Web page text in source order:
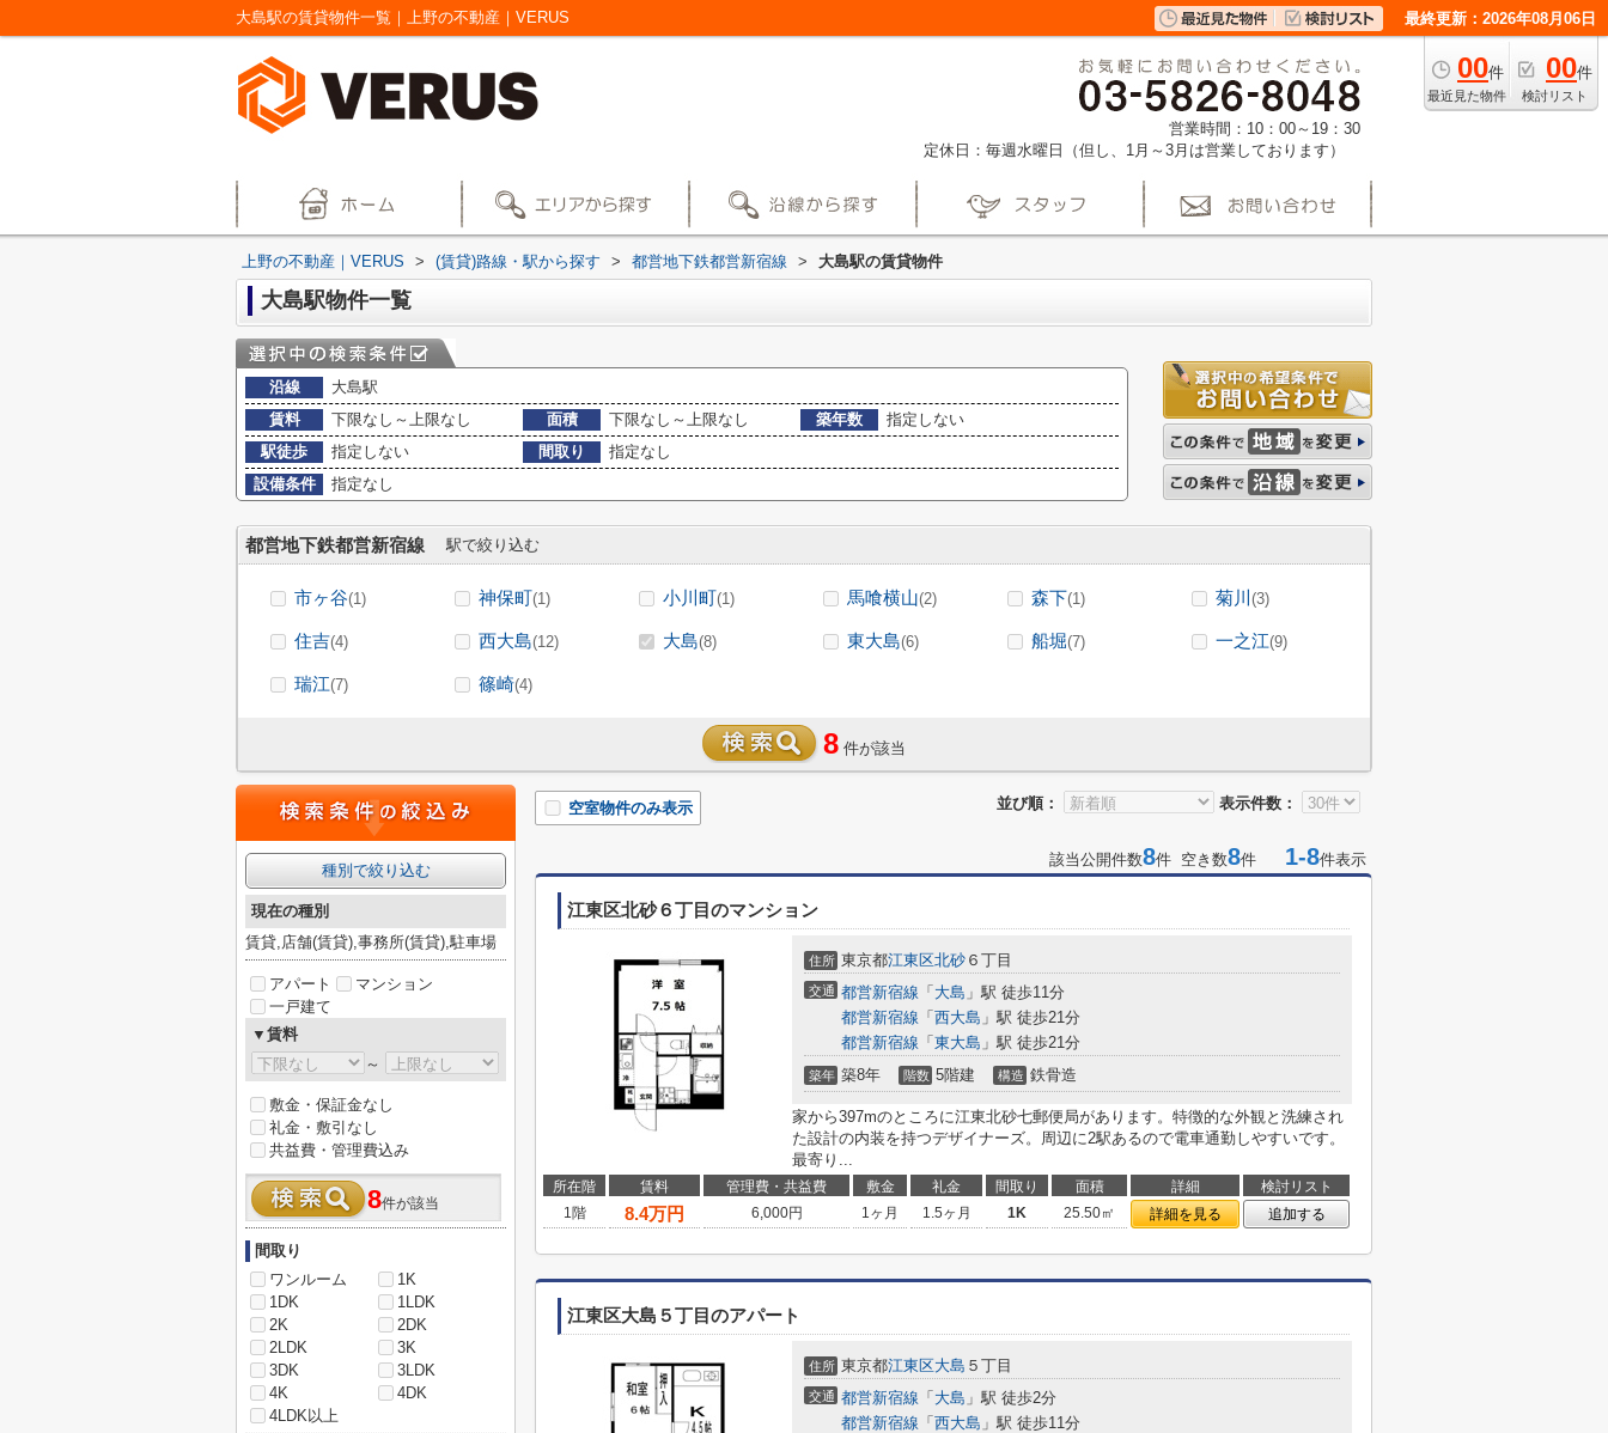
大島駅の賃貸物件一覧｜上野の不動産｜VERUS 最終更新：2026年08月06日
00件
最近見た物件
00件
検討リスト
営業時間：10：00～19：30
定休日：毎週水曜日（但し、1月～3月は営業しております）
上野の不動産｜VERUS > (賃貸)路線・駅から探す > 都営地下鉄都営新宿線 > 大島駅の賃貸物件
大島駅物件一覧
沿線
大島駅
賃料
下限なし～上限なし 面積 下限なし～上限なし 築年数
指定しない
駅徒歩
指定しない 間取り
指定なし
設備条件
指定なし
都営地下鉄都営新宿線 駅で絞り込む
市ヶ谷(1) 神保町(1) 小川町(1) 馬喰横山(2) 森下(1) 菊川 (3)
住吉(4) 西大島(12) 大島(8) 東大島(6) 船堀(7) 一之江(9)
瑞江(7) 篠崎(4)
8 件が該当
並び順： 表示件数：
空室物件のみ表示
該当公開件数8件 空き数8件 1-8件表示
江東区北砂６丁目のマンション
住所 東京都江東区北砂 ６丁目
交通 都営新宿線 「 大島 」駅 徒歩11分
都営新宿線 「 西大島 」駅 徒歩21分
都営新宿線 「 東大島 」駅 徒歩21分
築年 築8年 階数 5階建 構造 鉄骨造
家から397mのところに江東北砂七郵便局があります。特徴的な外観と洗練され
た設計の内装を持つデザイナーズ。周辺に2駅あるので電車通勤しやすいです。
最寄り...
所在階 賃料 管理費・共益費 敷金 礼金 間取り 面積 詳細
検討リスト
1階
8.4万円 6,000円 1ヶ月 1.5ヶ月 1K 25.50㎡ 詳細を見る 追加する
江東区大島５丁目のアパート
住所 東京都江東区大島 ５丁目
交通 都営新宿線 「 大島 」駅 徒歩2分
都営新宿線 「 西大島 」駅 徒歩11分
種別で絞り込む
現在の種別
賃貸,店舗(賃貸),事務所(賃貸),駐車場
アパート
マンション
一戸建て
▼賃料
～
敷金・保証金なし
礼金・敷引なし
共益費・管理費込み
8件が該当
間取り
ワンルーム
1K
1DK
1LDK
2K
2DK
2LDK
3K
3DK
3LDK
4K
4DK
4LDK以上